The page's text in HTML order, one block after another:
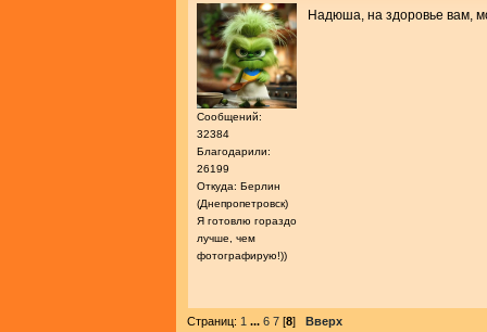
Сообщений:
32384
Благодарили:
26199
Откуда: Берлин
(Днепропетровск)
Я готовлю гораздо
лучше, чем
фотографирую!))
Надюша, на здоровье вам,
Страниц: 1 ... 6 7 [8] Вверх